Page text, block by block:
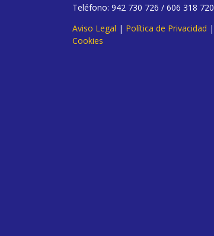
Teléfono: 942 730 726 / 606 318 720
Aviso Legal | Política de Privacidad |
Cookies